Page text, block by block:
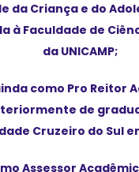
da Criança e do
à Faculdade de
da UNICAMP;
como Pro Reitor
de
Cruzeiro do Sul
Assessor